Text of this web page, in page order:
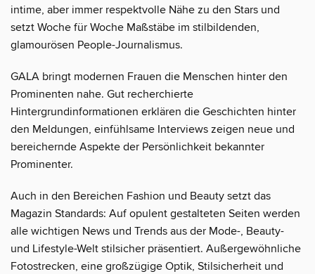
intime, aber immer respektvolle Nähe zu den Stars und
setzt Woche für Woche Maßstäbe im stilbildenden,
glamourösen People-Journalismus.
GALA bringt modernen Frauen die Menschen hinter den
Prominenten nahe. Gut recherchierte
Hintergrundinformationen erklären die Geschichten hinter
den Meldungen, einfühlsame Interviews zeigen neue und
bereichernde Aspekte der Persönlichkeit bekannter
Prominenter.
Auch in den Bereichen Fashion und Beauty setzt das
Magazin Standards: Auf opulent gestalteten Seiten werden
alle wichtigen News und Trends aus der Mode-, Beauty-
und Lifestyle-Welt stilsicher präsentiert. Außergewöhnliche
Fotostrecken, eine großzügige Optik, Stilsicherheit und